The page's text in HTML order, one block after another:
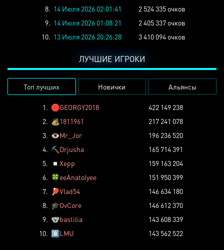
8. 14 Июля 2026 02:01:41
2 524 335 очков
9. 14 Июля 2026 01:08:21
2 405 337 очков
10. 13 Июля 2026 20:26:28 3 410 094 очков
ЛУЧШИЕ ИГРОКИ
Топ лучших Новички Альянсы
1. 🛑GEORGY2018
422 149 238
2. 🏕️1811961
217 241 078
3. 👁️Mr_Jor
196 236 520
4. ⛏️ Drjusha
165 714 391
5.
◽ Xepp
159 163 204
6. 🍀eeAnatolyee
151 950 399
7.
🏓Vlad54
146 634 180
8. 🎓OvCore
146 612 370
9. 🐨bastilia
143 608 339
10. 8️⃣LMU 143 562 522